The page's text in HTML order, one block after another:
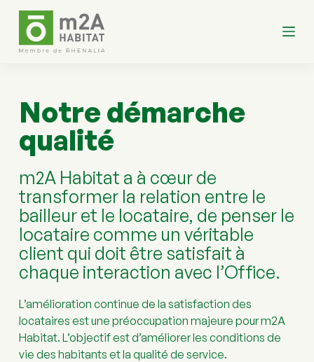
P
Notre démarche
qualité
m2A Habitat a à cœur de
transformer la relation entre le
bailleur et le locataire, de penser le
locataire comme un véritable
client qui doit être satisfait à
chaque interaction avec l’Office.
L’amélioration continue de la satisfaction des
locataires est une préoccupation majeure pour m2A
Habitat. L’objectif est d’améliorer les conditions de
vie des habitants et la qualité de service.